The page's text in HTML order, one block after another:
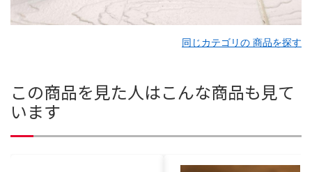
同じカテゴリの 商品を探す
この商品を見た人はこんな商品も見て
います